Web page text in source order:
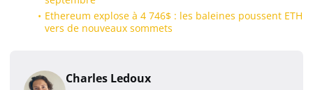
Ethereum explose à 4 746$ : les baleines poussent ETH
vers de nouveaux sommets
Charles Ledoux